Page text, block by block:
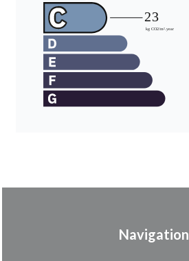
Navigation